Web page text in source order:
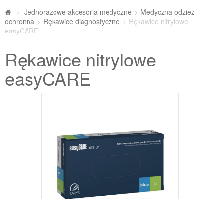
> Jednorazowe akcesoria medyczne > Medyczna odzież
ochronna > Rękawice diagnostyczne > Rękawice nitrylowe
easyCARE
Rękawice nitrylowe
easyCARE